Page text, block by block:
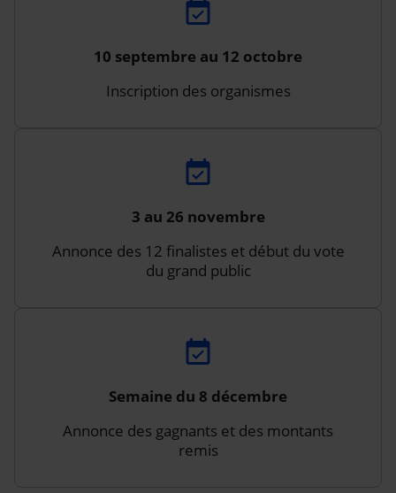
10 septembre au 12 octobre
Inscription des organismes
3 au 26 novembre
Annonce des 12 finalistes et début du vote
du grand public
Semaine du 8 décembre
Annonce des gagnants et des montants
remis